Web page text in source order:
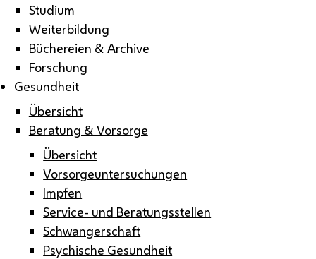
Studium
Weiterbildung
Büchereien & Archive
Forschung
Gesundheit
Übersicht
Beratung & Vorsorge
Übersicht
Vorsorgeuntersuchungen
Impfen
Service- und Beratungsstellen
Schwangerschaft
Psychische Gesundheit